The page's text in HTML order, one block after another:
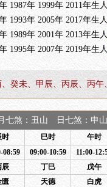
1987年 1999年 2011年生人
1993年 2005年 2017年生人
1989年 2001年 2013年生人
1995年 2007年 2019年生人
、癸未、甲辰、丙辰、丙午
七煞：丑山 日七煞：
时 巳时 午时
08:59 09:00-10:59 11:00-
辰 丁巳 戊午
匮 天德 白虎